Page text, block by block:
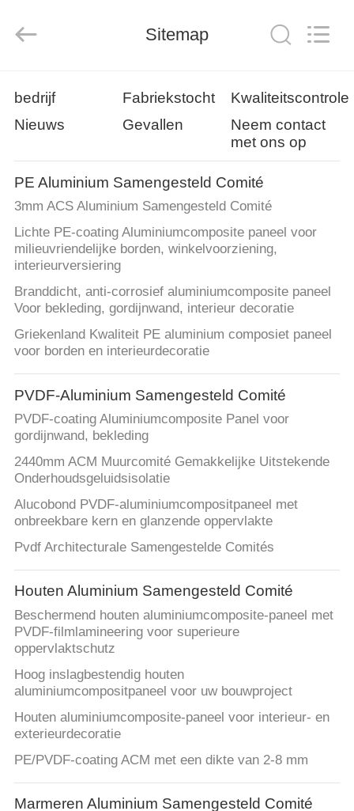
PRODUCTEN
OVER
ONS
FABRIEKSTOUR
KWALITEITSCONTROLE
NEEM
CONTACT
MET
ONS
OP
NIEUWS
VRAAG
EEN
OFFERTE
SITEMAP
PRIVACYBELEID
Co.,
Sitemap
bedrijf Fabriekstocht
Kwaliteitscontrole
Nieuws
Gevallen
Neem contact
met ons op
PE Aluminium Samengesteld Comité
3mm ACS Aluminium Samengesteld Comité
Lichte PE-coating Aluminiumcomposite paneel voor
milieuvriendelijke borden, winkelvoorziening,
interieurversiering
Branddicht, anti-corrosief aluminiumcomposite paneel
Voor bekleding, gordijnwand, interieur decoratie
Griekenland Kwaliteit PE aluminium composiet paneel
voor borden en interieurdecoratie
PVDF-Aluminium Samengesteld Comité
PVDF-coating Aluminiumcomposite Panel voor
gordijnwand, bekleding
2440mm ACM Muurcomité Gemakkelijke Uitstekende
Onderhoudsgeluidsisolatie
Alucobond PVDF-aluminiumcompositpaneel met
onbreekbare kern en glanzende oppervlakte
Pvdf Architecturale Samengestelde Comités
Houten Aluminium Samengesteld Comité
Beschermend houten aluminiumcomposite-paneel met
PVDF-filmlamineering voor superieure
oppervlaktschutz
Hoog inslagbestendig houten
aluminiumcompositpaneel voor uw bouwproject
Houten aluminiumcomposite-paneel voor interieur- en
exterieurdecoratie
PE/PVDF-coating ACM met een dikte van 2-8 mm
Marmeren Aluminium Samengesteld Comité